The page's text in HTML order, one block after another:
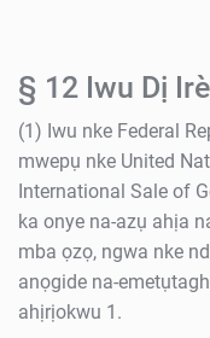
§ 12 Iwu Dị
(1) Iwu nke Federal
mwepụ nke United
International Sale of
ka onye na-azụ ahịa
mba ọzọ, ngwa nke
anọgide na-
ahịrịokwu 1.